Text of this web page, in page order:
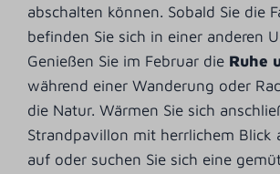
abschalten können. Sobald Sie die
befinden Sie sich in einer anderen
Genießen Sie im Februar die Ruhe
während einer Wanderung oder
die Natur. Wärmen Sie sich
Strandpavillon mit herrlichem Blick
auf oder suchen Sie sich eine